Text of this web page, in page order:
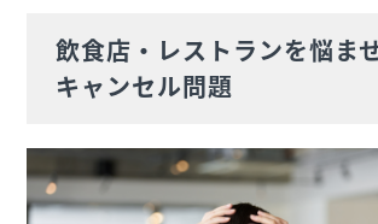
飲食店・レストランを悩ま
キャンセル問題